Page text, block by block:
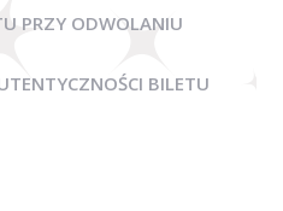
PRZY ODWOLANIU
BILETU